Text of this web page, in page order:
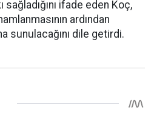
sağladığını ifade eden Koç,
ardından
sunulacağını dile getirdi.